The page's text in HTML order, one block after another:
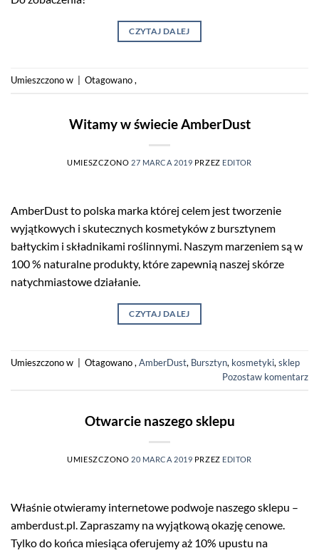
CZYTAJ DALEJ
Umieszczono w Otagowano,
Witamy w świecie AmberDust
UMIESZCZONO 27 MARCA 2019 PRZEZ EDITOR
AmberDust to polska marka której celem jest tworzenie
wyjątkowych i skutecznych kosmetyków z bursztynem
bałtyckim i składnikami roślinnymi. Naszym marzeniem są w
100 % naturalne produkty, które zapewnią naszej skórze
natychmiastowe działanie.
CZYTAJ DALEJ
Umieszczono w Otagowano,AmberDust, Bursztyn, kosmetyki,sklep
Pozostaw komentarz
Otwarcie naszego sklepu
UMIESZCZONO 20 MARCA 2019 PRZEZ EDITOR
Właśnie otwieramy internetowe podwoje naszego sklepu –
amberdust.pl. Zapraszamy na wyjątkową okazję cenowe.
Tylko do końca miesiąca oferujemy aż 10% upustu na